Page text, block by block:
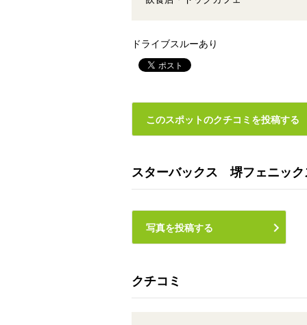
ドライブスルーあり
このスポットのクチコミを投稿する
スターバックス 堺フェニッ
写真を投稿する
クチコミ